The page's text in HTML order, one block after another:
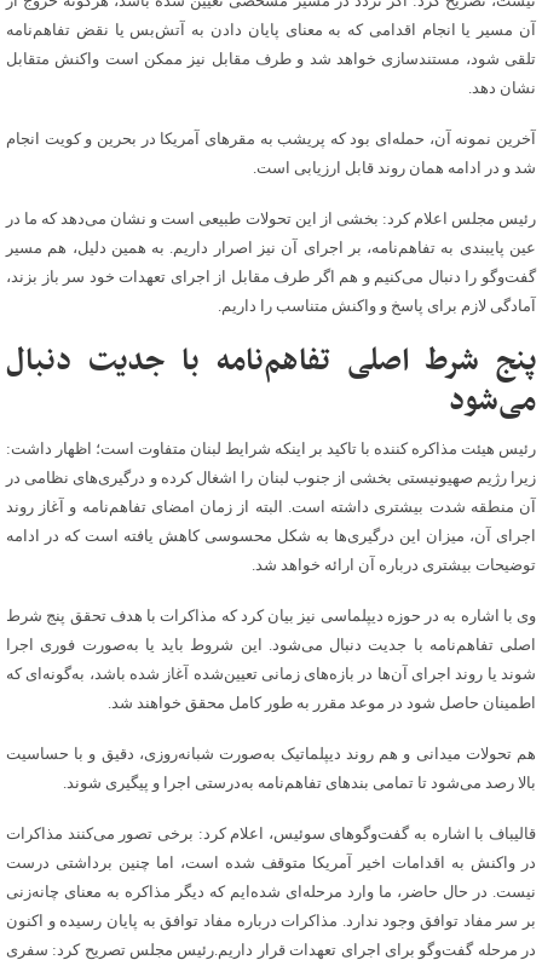
آن مسیر یا انجام اقدامی که به معنای پایان دادن به آتش‌بس یا نقض تفاهم‌نامه
تلقی شود، مستندسازی خواهد شد و طرف مقابل نیز ممکن است واکنش متقابل
نشان دهد.
آخرین نمونه آن، حمله‌ای بود که پریشب به مقرهای آمریکا در بحرین و کویت انجام
شد و در ادامه همان روند قابل ارزیابی است.
رئیس مجلس اعلام کرد: بخشی از این تحولات طبیعی است و نشان می‌دهد که ما در
عین پایبندی به تفاهم‌نامه، بر اجرای آن نیز اصرار داریم. به همین دلیل، هم مسیر
گفت‌وگو را دنبال می‌کنیم و هم اگر طرف مقابل از اجرای تعهدات خود سر باز بزند،
آمادگی لازم برای پاسخ و واکنش متناسب را داریم.
پنج شرط اصلی تفاهم‌نامه با جدیت دنبال
می‌شود
رئیس هیئت مذاکره کننده با تاکید بر اینکه شرایط لبنان متفاوت است؛ اظهار داشت:
زیرا رژیم صهیونیستی بخشی از جنوب لبنان را اشغال کرده و درگیری‌های نظامی در
آن منطقه شدت بیشتری داشته است. البته از زمان امضای تفاهم‌نامه و آغاز روند
اجرای آن، میزان این درگیری‌ها به شکل محسوسی کاهش یافته است که در ادامه
توضیحات بیشتری درباره آن ارائه خواهد شد.
وی با اشاره به در حوزه دیپلماسی نیز بیان کرد که مذاکرات با هدف تحقق پنج شرط
اصلی تفاهم‌نامه با جدیت دنبال می‌شود. این شروط باید یا به‌صورت فوری اجرا
شوند یا روند اجرای آن‌ها در بازه‌های زمانی تعیین‌شده آغاز شده باشد، به‌گونه‌ای که
اطمینان حاصل شود در موعد مقرر به طور کامل محقق خواهند شد.
هم تحولات میدانی و هم روند دیپلماتیک به‌صورت شبانه‌روزی، دقیق و با حساسیت
بالا رصد می‌شود تا تمامی بندهای تفاهم‌نامه به‌درستی اجرا و پیگیری شوند.
قالیباف با اشاره به گفت‌وگوهای سوئیس، اعلام کرد: برخی تصور می‌کنند مذاکرات
در واکنش به اقدامات اخیر آمریکا متوقف شده است، اما چنین برداشتی درست
نیست. در حال حاضر، ما وارد مرحله‌ای شده‌ایم که دیگر مذاکره به معنای چانه‌زنی
بر سر مفاد توافق وجود ندارد. مذاکرات درباره مفاد توافق به پایان رسیده و اکنون
در مرحله گفت‌وگو برای اجرای تعهدات قرار داریم.رئیس مجلس تصریح کرد: سفری